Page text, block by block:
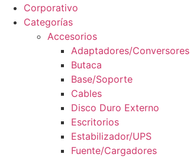
Corporativo
Categorías
Accesorios
Adaptadores/Conversores
Butaca
Base/Soporte
Cables
Disco Duro Externo
Escritorios
Estabilizador/UPS
Fuente/Cargadores